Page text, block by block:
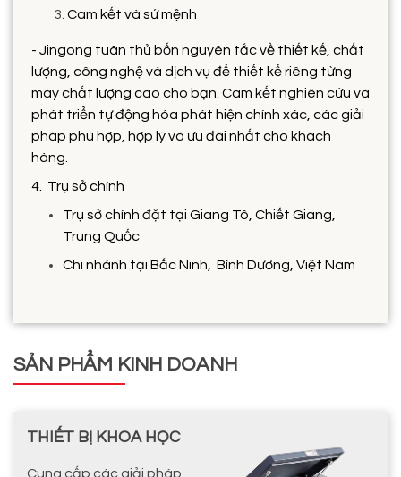
Cam kết và sứ mệnh
- Jingong tuân thủ bốn nguyên tắc về thiết kế, chất
lượng, công nghệ và dịch vụ để thiết kế riêng từng
máy chất lượng cao cho bạn. Cam kết nghiên cứu và
phát triển tự động hóa phát hiện chính xác, các giải
pháp phù hợp, hợp lý và ưu đãi nhất cho khách
hàng.
4. Trụ sở chính
Trụ sở chính đặt tại Giang Tô, Chiết Giang,
Trung Quốc
Chi nhánh tại Bắc Ninh, Bình Dương, Việt Nam
SẢN PHẨM KINH DOANH
THIẾT BỊ KHOA HỌC
Cung cấp các giải pháp